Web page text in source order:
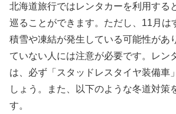
北海道旅行ではレンタカーを利用する
巡ることができます。ただし、11月は
積雪や凍結が発生している可能性があ
ていない人には注意が必要です。レン
は、必ず「スタッドレスタイヤ装備車
しょう。また、以下のような冬道対策
す。